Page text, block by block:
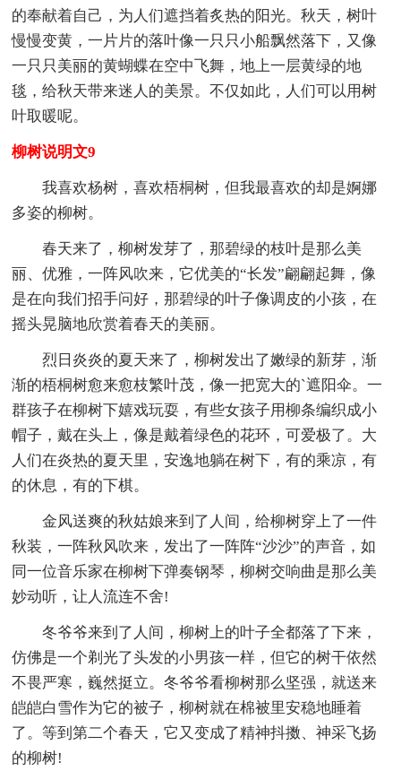
的奉献着自己，为人们遮挡着炙热的阳光。秋天，树叶
慢慢变黄，一片片的落叶像一只只小船飘然落下，又像
一只只美丽的黄蝴蝶在空中飞舞，地上一层黄绿的地
毯，给秋天带来迷人的美景。不仅如此，人们可以用树
叶取暖呢。
柳树说明文9
我喜欢杨树，喜欢梧桐树，但我最喜欢的却是婀娜
多姿的柳树。
春天来了，柳树发芽了，那碧绿的枝叶是那么美
丽、优雅，一阵风吹来，它优美的“长发”翩翩起舞，像
是在向我们招手问好，那碧绿的叶子像调皮的小孩，在
摇头晃脑地欣赏着春天的美丽。
烈日炎炎的夏天来了，柳树发出了嫩绿的新芽，渐
渐的梧桐树愈来愈枝繁叶茂，像一把宽大的`遮阳伞。一
群孩子在柳树下嬉戏玩耍，有些女孩子用柳条编织成小
帽子，戴在头上，像是戴着绿色的花环，可爱极了。大
人们在炎热的夏天里，安逸地躺在树下，有的乘凉，有
的休息，有的下棋。
金风送爽的秋姑娘来到了人间，给柳树穿上了一件
秋装，一阵秋风吹来，发出了一阵阵“沙沙”的声音，如
同一位音乐家在柳树下弹奏钢琴，柳树交响曲是那么美
妙动听，让人流连不舍!
冬爷爷来到了人间，柳树上的叶子全都落了下来，
仿佛是一个剃光了头发的小男孩一样，但它的树干依然
不畏严寒，巍然挺立。冬爷爷看柳树那么坚强，就送来
皑皑白雪作为它的被子，柳树就在棉被里安稳地睡着
了。等到第二个春天，它又变成了精神抖擞、神采飞扬
的柳树!